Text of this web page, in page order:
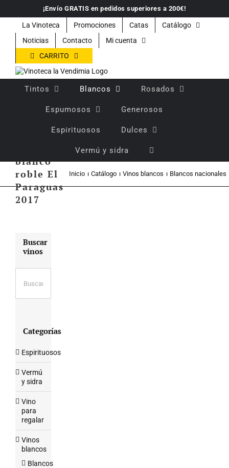
contenido
¡Envío GRATIS en pedidos superiores a 200€!
La Vinoteca Promociones Catas
Catálogo
Noticias
Contacto
Mi cuenta
CARRITO
Tintos Blancos Rosados
Espumosos Generosos
Espirituosos Dulces
Vermú y sidra
blanco
roble El
Paraguas
2017
Inicio Catálogo Vinos blancos Blancos nacionales
Buscar
vinos
Categorías
Espirituosos
Vermú
y sidra
Vino
para
regalar
Vinos
blancos
Blancos